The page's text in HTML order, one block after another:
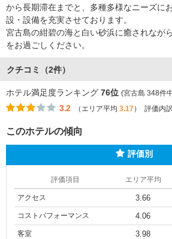
から長期滞在までと、多種多様なニーズに
設・設備を充実させております。
宮古島の紺碧の海と白い砂浜に癒されなが
をお過ごしください。
クチコミ（2件）
ホテル満足度ランキング 76位 (宮古島 348件中
3.2 （エリア平均 3.17） 評価内訳
このホテルの傾向
評価別
評価項目 エリア平均
アクセス 3.66
コストパフォーマンス 4.06
客室 3.98